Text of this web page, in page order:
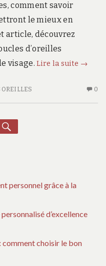
comment savoir
le mieux en
article, découvrez
d’oreilles
visage.Lire la suite
des
visage
→
OREILLES 0
personnel grâce à la
d’excellence
choisir le bon